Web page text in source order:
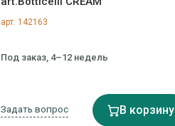
арт. 142163
Под заказ, 4–12 недель
Задать вопрос В корзину